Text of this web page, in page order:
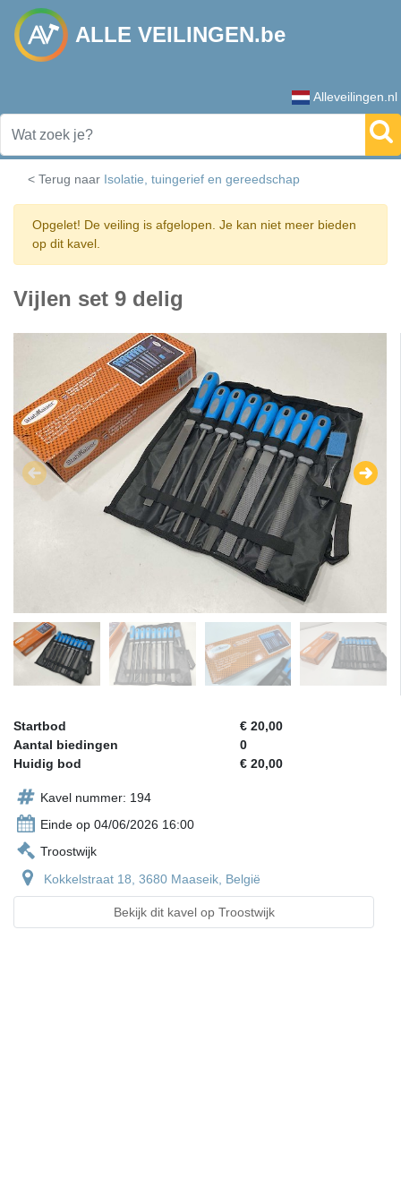
ALLE VEILINGEN.be
Alleveilingen.nl
< Terug naar Isolatie, tuingerief en gereedschap
Opgelet! De veiling is afgelopen. Je kan niet meer bieden
op dit kavel.
Vijlen set 9 delig
Startbod
€ 20,00
Aantal biedingen
0
Huidig bod
€ 20,00
Kavel nummer: 194
Einde op 04/06/2026 16:00
Troostwijk
Kokkelstraat 18, 3680 Maaseik, België
Bekijk dit kavel op Troostwijk